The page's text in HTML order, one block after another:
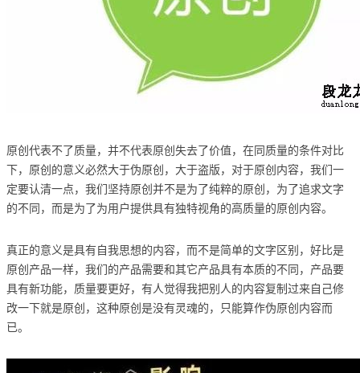
原创代表不了质量，并不代表原创失去了价值，在同质量的条件对比
下，原创的意义必然大于伪原创，大于盗版，对于原创内容，我们一
定要认清一点，我们坚持原创并不是为了纯粹的原创，为了追求文字
的不同，而是为了为用户提供具有独特视角的高质量的原创内容。
真正的意义是具有自我思想的内容，而不是简单的文字区别，好比是
原创产品一样，我们的产品需要和其它产品具有本质的不同，产品要
具有新功能，质量要更好，有人觉得我把别人的内容复制过来自己修
改一下就是原创，这种原创是没有灵魂的，只能算作伪原创内容而
已。